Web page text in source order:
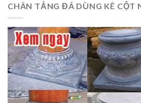
CHÂN TẢNG ĐÁ DÙNG KÊ CỘT